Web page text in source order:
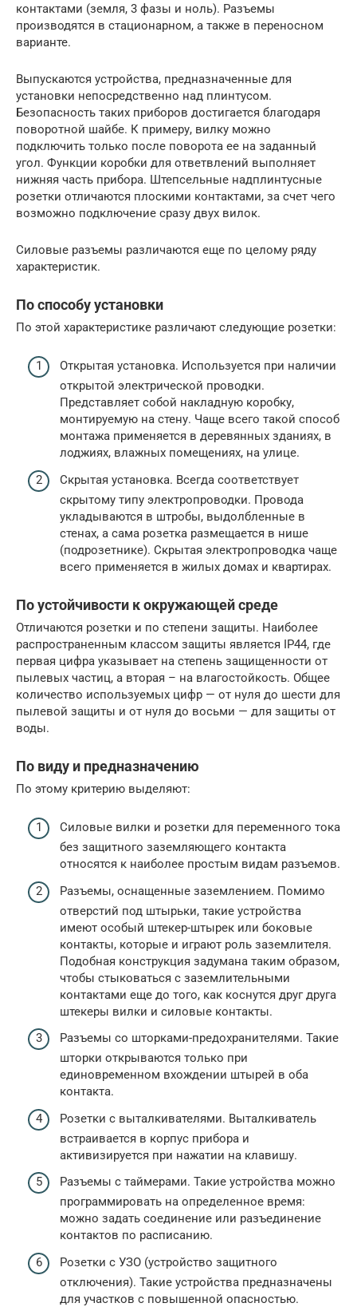
контактами (земля, 3 фазы и ноль). Разъемы
производятся в стационарном, а также в переносном
варианте.
Выпускаются устройства, предназначенные для
установки непосредственно над плинтусом.
Безопасность таких приборов достигается благодаря
поворотной шайбе. К примеру, вилку можно
подключить только после поворота ее на заданный
угол. Функции коробки для ответвлений выполняет
нижняя часть прибора. Штепсельные надплинтусные
розетки отличаются плоскими контактами, за счет чего
возможно подключение сразу двух вилок.
Силовые разъемы различаются еще по целому ряду
характеристик.
По способу установки
По этой характеристике различают следующие розетки:
Открытая установка. Используется при наличии
открытой электрической проводки.
Представляет собой накладную коробку,
монтируемую на стену. Чаще всего такой способ
монтажа применяется в деревянных зданиях, в
лоджиях, влажных помещениях, на улице.
Скрытая установка. Всегда соответствует
скрытому типу электропроводки. Провода
укладываются в штробы, выдолбленные в
стенах, а сама розетка размещается в нише
(подрозетнике). Скрытая электропроводка чаще
всего применяется в жилых домах и квартирах.
По устойчивости к окружающей среде
Отличаются розетки и по степени защиты. Наиболее
распространенным классом защиты является IP44, где
первая цифра указывает на степень защищенности от
пылевых частиц, а вторая – на влагостойкость. Общее
количество используемых цифр — от нуля до шести для
пылевой защиты и от нуля до восьми — для защиты от
воды.
По виду и предназначению
По этому критерию выделяют:
Силовые вилки и розетки для переменного тока
без защитного заземляющего контакта
относятся к наиболее простым видам разъемов.
Разъемы, оснащенные заземлением. Помимо
отверстий под штырьки, такие устройства
имеют особый штекер-штырек или боковые
контакты, которые и играют роль заземлителя.
Подобная конструкция задумана таким образом,
чтобы стыковаться с заземлительными
контактами еще до того, как коснутся друг друга
штекеры вилки и силовые контакты.
Разъемы со шторками-предохранителями. Такие
шторки открываются только при
единовременном вхождении штырей в оба
контакта.
Розетки с выталкивателями. Выталкиватель
встраивается в корпус прибора и
активизируется при нажатии на клавишу.
Разъемы с таймерами. Такие устройства можно
программировать на определенное время:
можно задать соединение или разъединение
контактов по расписанию.
Розетки с УЗО (устройство защитного
отключения). Такие устройства предназначены
для участков с повышенной опасностью.